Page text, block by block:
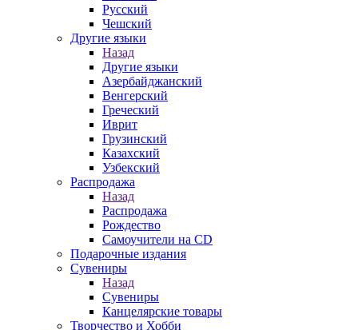
Русский
Чешский
Другие языки
Назад
Другие языки
Азербайджанский
Венгерский
Греческий
Иврит
Грузинский
Казахский
Узбекский
Распродажа
Назад
Распродажа
Рождество
Самоучители на CD
Подарочные издания
Сувениры
Назад
Сувениры
Канцелярские товары
Творчество и Хобби